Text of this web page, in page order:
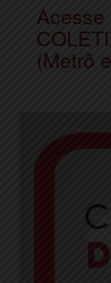
Acesse
(Metrô